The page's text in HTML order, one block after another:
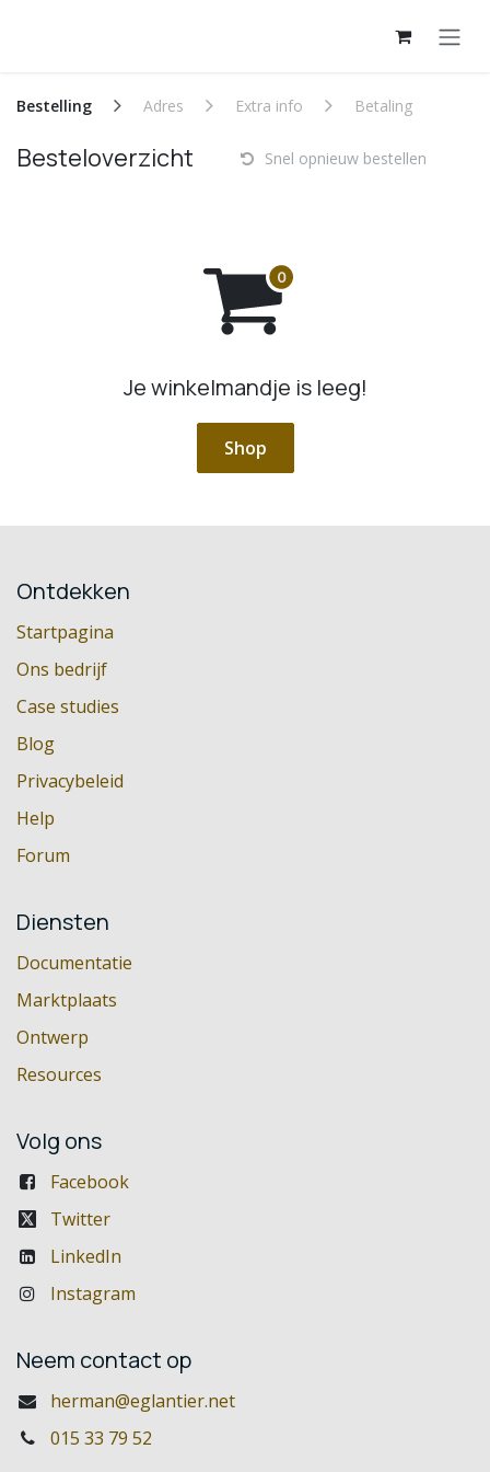
Bestelling Adres Extra info Betaling
Besteloverzicht Snel opnieuw bestellen
Je winkelmandje is leeg!
Shop
Ontdekken
Startpagina
Ons bedrijf
Case studies
Blog
Privacybeleid
Help
Forum
Diensten
Documentatie
Marktplaats
Ontwerp
Resources
Volg ons
Facebook
Twitter
LinkedIn
Instagram
Neem contact op
herman@eglantier.net
015 33 79 52